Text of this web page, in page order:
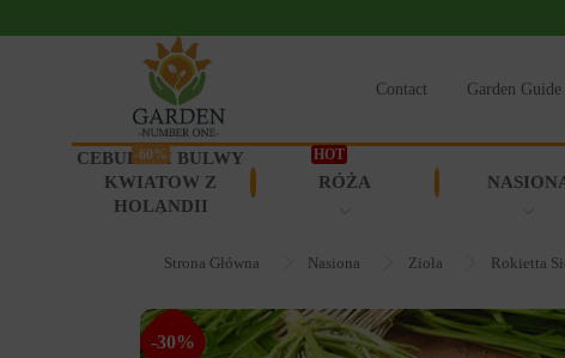
Contact Garden Guide
CEBULKI I BULWY
KWIATOW Z
HOLANDII
-60%
RÓŻA
HOT
Strona Główna Nasiona Zioła Rokietta
-30%